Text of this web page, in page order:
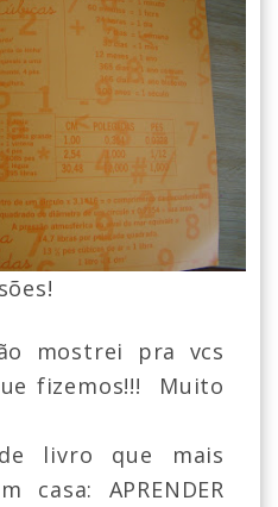
mostrei pra vcs
fizemos!!! Muito
livro que mais
casa: APRENDER